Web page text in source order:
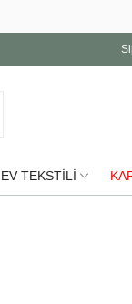
EV TEKSTİLİ